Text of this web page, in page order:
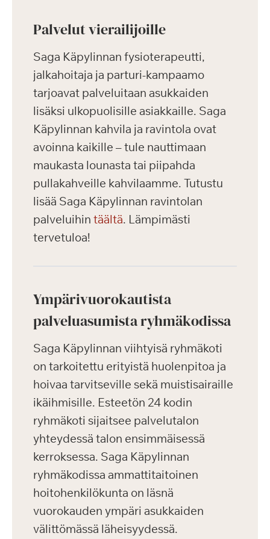
Palvelut vierailijoille
Saga Käpylinnan fysioterapeutti,
jalkahoitaja ja parturi-kampaamo
tarjoavat palveluitaan asukkaiden
lisäksi ulkopuolisille asiakkaille. Saga
Käpylinnan kahvila ja ravintola ovat
avoinna kaikille – tule nauttimaan
maukasta lounasta tai piipahda
pullakahveille kahvilaamme. Tutustu
lisää Saga Käpylinnan ravintolan
palveluihin täältä. Lämpimästi
tervetuloa!
Ympärivuorokautista
palveluasumista ryhmäkodissa
Saga Käpylinnan viihtyisä ryhmäkoti
on tarkoitettu erityistä huolenpitoa ja
hoivaa tarvitseville sekä muistisairaille
ikäihmisille. Esteetön 24 kodin
ryhmäkoti sijaitsee palvelutalon
yhteydessä talon ensimmäisessä
kerroksessa. Saga Käpylinnan
ryhmäkodissa ammattitaitoinen
hoitohenkilökunta on läsnä
vuorokauden ympäri asukkaiden
välittömässä läheisyydessä.